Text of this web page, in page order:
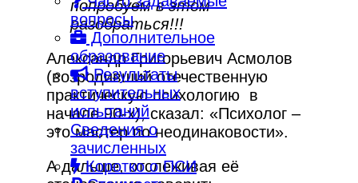
вопросы
Дополнительное
образование
Результаты
вступительных
испытаний
Сведения о
зачисленных
Коротко о ПСИ
попробуем в этом
разобраться!!!
Александр Григорьевич Асмолов
(возродивший отечественную
практическую психологию в
начале 90-х), сказал: «Психолог –
это мастер по неодинаковости».
А дальше, отслеживая её